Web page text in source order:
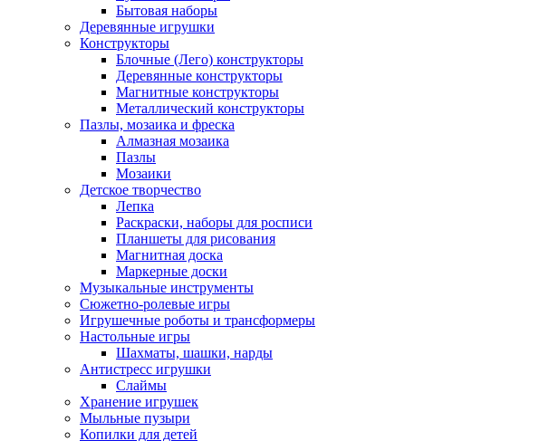
Бытовая наборы
Деревянные игрушки
Конструкторы
Блочные (Лего) конструкторы
Деревянные конструкторы
Магнитные конструкторы
Металлический конструкторы
Пазлы, мозаика и фреска
Алмазная мозаика
Пазлы
Мозаики
Детское творчество
Лепка
Раскраски, наборы для росписи
Планшеты для рисования
Магнитная доска
Маркерные доски
Музыкальные инструменты
Сюжетно-ролевые игры
Игрушечные роботы и трансформеры
Настольные игры
Шахматы, шашки, нарды
Антистресс игрушки
Слаймы
Хранение игрушек
Мыльные пузыри
Копилки для детей